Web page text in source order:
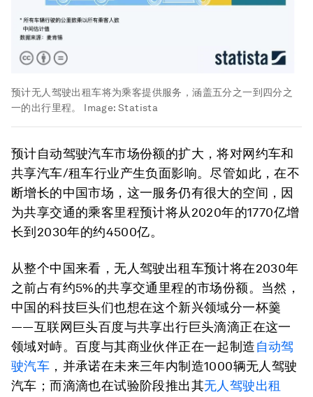
预计无人驾驶出租车将为乘客提供服务，涵盖五分之一到四分之
一的出行里程。
Image:Statista
预计自动驾驶汽车市场份额的扩大，将对网约车和
共享汽车/租车行业产生负面影响。尽管如此，在不
断增长的中国市场，这一服务仍有很大的空间，因
为共享交通的乘客里程预计将从2020年的1770亿增
长到2030年的约4500亿。
从整个中国来看，无人驾驶出租车预计将在2030年
之前占有约5%的共享交通里程的市场份额。当然，
中国的科技巨头们也想在这个新兴领域分一杯羹
——互联网巨头百度与共享出行巨头滴滴正在这一
领域对峙。百度与其商业伙伴正在一起制造自动驾
驶汽车 ，并承诺在未来三年内制造1000辆无人驾驶
汽车；而滴滴也在试验阶段推出其无人驾驶出租